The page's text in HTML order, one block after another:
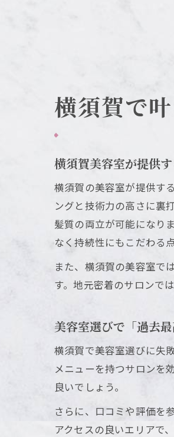
横須賀で
横須賀美容室が提供
横須賀の美容室が提供す
ングと技術力の高さに裏
髪質の両立が可能になり
なく持続性にもこだわる
また、横須賀の美容室で
す。地元密着のサロンで
美容室選びで「過去
横須賀で美容室選びに失
メニューを持つサロンを
良いでしょう。
さらに、口コミや評価を
アクセスの良いエリアで